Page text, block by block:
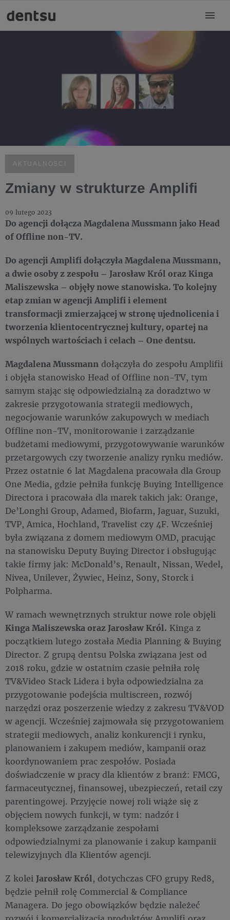
AKTUALNOŚCI
Zmiany w strukturze Amplifi
09 lutego 2023
Do agencji dołącza Magdalena Mussmann jako Head
of Offline non-TV.
Do agencji Amplifi dołączyła Magdalena Mussmann,
a dwie osoby z zespołu – Jarosław Król oraz Kinga
Maliszewska – objęły nowe stanowiska. To kolejny
etap zmian w agencji Amplifi i element
transformacji zmierzającej w stronę ujednolicenia i
tworzenia klientocentrycznej kultury, opartej na
wspólnych wartościach i celach – One dentsu.
Magdalena Mussmann dołączyła do zespołu Amplifii
i objęła stanowisko Head of Offline non-TV, tym
samym stając się odpowiedzialną za doradztwo w
zakresie przygotowania strategii mediowych,
negocjowanie warunków zakupowych w mediach
Offline non-TV, monitorowanie i zarządzanie
budżetami mediowymi, przygotowywanie warunków
przetargowych czy tworzenie analizy rynku mediów.
Przez ostatnie 6 lat Magdalena pracowała dla Group
One Media, gdzie pełniła funkcję Buying Intelligence
Directora i pracowała dla marek takich jak: Orange,
De’Longhi Group, Adamed, Biofarm, Jaguar, Suzuki,
TVP, Amica, Hochland, Travelist czy 4F. Wcześniej
była związana z domem mediowym OMD, pracując
na stanowisku Deputy Buying Director i obsługując
takie firmy jak: McDonald’s, Renault, Nissan, Wedel,
Nivea, Unilever, Żywiec, Heinz, Sony, Storck i
Polpharma.
W ramach wewnętrznych struktur nowe role objęli
Kinga Maliszewska oraz Jarosław Król. Kinga z
początkiem lutego została Media Planning & Buying
Director. Z grupą dentsu Polska związana jest od
2018 roku, gdzie w ostatnim czasie pełniła rolę
TV&Video Stack Lidera i była odpowiedzialna za
przygotowanie podejścia multiscreen, rozwój
narzędzi oraz poszerzenie wiedzy z zakresu TV&VOD
w agencji. Wcześniej zajmowała się przygotowaniem
strategii mediowych, analiz konkurencji i rynku,
planowaniem i zakupem mediów, kampanii oraz
koordynowaniem prac zespołów. Posiada
doświadczenie w pracy dla klientów z branż: FMCG,
farmaceutycznej, finansowej, ubezpieczeń, retail czy
parentingowej. Przyjęcie nowej roli wiąże się z
objęciem nowych funkcji, w tym: nadzór i
kompleksowe zarządzanie zespołami
odpowiedzialnymi za planowanie i zakup kampanii
telewizyjnych dla Klientów agencji.
Z kolei Jarosław Król, dotychczas CFO grupy Red8,
będzie pełnił rolę Commercial & Compliance
Managera. Do jego obowiązków będzie należeć